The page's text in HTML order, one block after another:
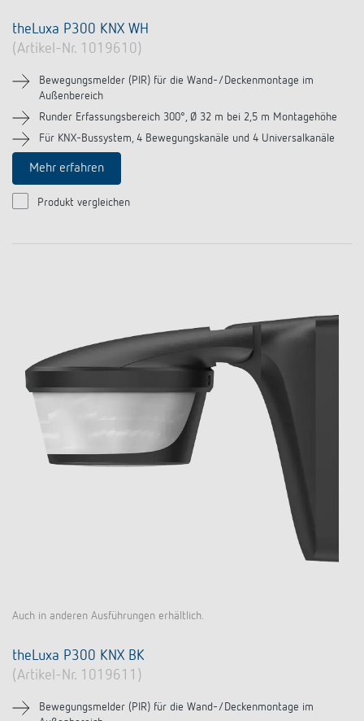
theLuxa P300 KNX WH
(Artikel-Nr. 1019610)
Bewegungsmelder (PIR) für die Wand-/Deckenmontage im
Außenbereich
Runder Erfassungsbereich 300°, Ø 32 m bei 2,5 m Montagehöhe
Für KNX-Bussystem, 4 Bewegungskanäle und 4 Universalkanäle
Mehr erfahren
Produkt vergleichen
Auch in anderen Ausführungen erhältlich.
theLuxa P300 KNX BK
(Artikel-Nr. 1019611)
Bewegungsmelder (PIR) für die Wand-/Deckenmontage im